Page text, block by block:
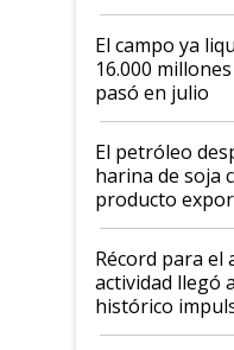
El campo ya
16.000
pasó en julio
El petróleo
harina de soja
producto
el agro aportó
diez dólares y
liderazgo en un
récord
Récord para el
actividad llegó
histórico
cosecha y las